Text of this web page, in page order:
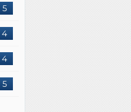
5
4
4
5